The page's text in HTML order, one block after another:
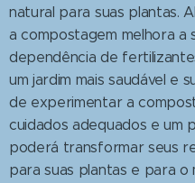
natural para suas plantas.
a compostagem melhora a
dependência de
um jardim mais saudável e
de experimentar a
cuidados adequados e um
poderá transformar seus
para suas plantas e para o